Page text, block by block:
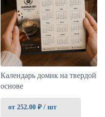
Календарь домик на твердой
основе
от 252.00 ₽ / шт